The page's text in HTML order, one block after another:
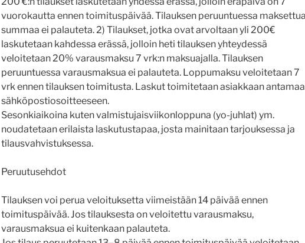
vuorokautta ennen toimituspäivää. Tilauksen peruuntuessa maksettua
summaa ei palauteta. 2) Tilaukset, jotka ovat arvoltaan yli 200€
laskutetaan kahdessa erässä, jolloin heti tilauksen yhteydessä
veloitetaan 20% varausmaksu 7 vrk:n maksuajalla. Tilauksen
peruuntuessa varausmaksua ei palauteta. Loppumaksu veloitetaan 7
vrk ennen tilauksen toimitusta. Laskut toimitetaan asiakkaan
sähköpostiosoitteeseen.
Sesonkiaikoina kuten valmistujaisviikonloppuna (yo-juhlat) ym.
noudatetaan erilaista laskutustapaa, josta mainitaan tarjouksessa ja
tilausvahvistuksessa.
Peruutusehdot
Tilauksen voi perua veloituksetta viimeistään 14 päivää ennen
toimituspäivää. Jos tilauksesta on veloitettu varausmaksu,
varausmaksua ei kuitenkaan palauteta.